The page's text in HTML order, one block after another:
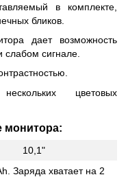
в комплекте,
бликов.
дает возможность
слабом сигнале.
цветовых
монитора:
10,1"
Заряда хватает на 2